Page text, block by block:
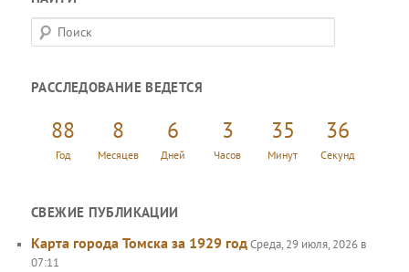
П
о
с
РАССЛЕДОВАНИЕ ВЕДЕТСЯ
88
Год
8
Месяцев
6
Дней
3
Часов
35
Минут
37
Секунд
СВЕЖИЕ ПУБЛИКАЦИИ
Карта города Томска за 1929 годСреда, 29 июля, 2026 в
07:11